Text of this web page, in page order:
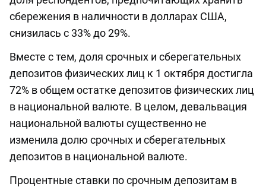
сбережения в наличности в долларах США,
снизилась с 33% до 29%.
Вместе с тем, доля срочных и сберегательных
депозитов физических лиц к 1 октября достигла
72% в общем остатке депозитов физических лиц
в национальной валюте. В целом, девальвация
национальной валюты существенно не
изменила долю срочных и сберегательных
депозитов в национальной валюте.
Процентные ставки по срочным депозитам в